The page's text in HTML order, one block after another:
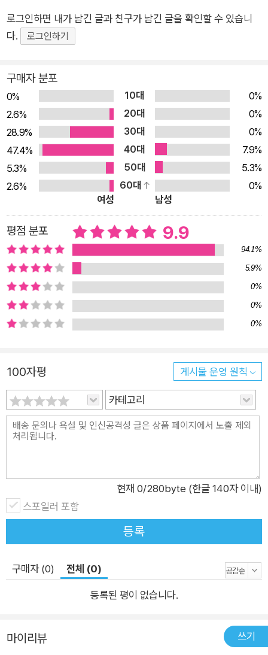
것이다! 하지만 슈퍼히어로들은 단순히 실수로만 그치지 않는다.
그들은 실수한 이유를 꼼꼼히 찾아내고 실수에 대처하는 최선의
어로들의 실수연발 대행진을 구경하며, 독자들은 한없는 유쾌함
과 더불어 자신의 실수를 스스로 인정하고 적극적으로 대처하는
법을 자연스레 터득하게 된다. ▶실수를 스스로 인정하고 제대로
대처할 줄 아는 사람이야말로 진정한 ‘슈퍼히어로’이다! 살다 보
면 우리는 종종 바보 같은 실수를 한다. 그럴 때마다 얼굴이 빨개
지고, 손발이 덜덜 떨리고, 어디론가 숨어 버리고 싶어진다. 그림
책 『슈퍼히어로들도 실수할 때가 있다』에 나오는 ‘비스티·찡·스래
시·레이저맨·마니맨·태푸니·소리질러·끈끄니키’는 이 지구를 지키
는 멋진 영웅들이지만, 이들 역시 우리처럼 실수할 때가 있다. 이
들은 골동품 가게를 털려던 도둑들에게 오히려 결박당하고, 슈퍼
케이크를 만들 때 설탕 대신 소금을 잔뜩 넣기도 하고, 은행 강도
대신 애꿎은 경찰관을 사로잡기도 하고, 강연회에서 연설을 망치
자 슬쩍 레이저쇼로 사람들의 관심을 돌리기도 한다. 하지만 이들
은 실수를 대처할 수 있는 현명한 방법을 생각해 낸다. 그들은 하
던 일을 일단 멈추고 실수를 만회할 최선의 방법을 선택한다. 슈
은 실수에도 영웅답게 대처한다. 자기 실수를 고백하고 사과하며,
그 실수로부터 배울 점을 찾기도 한다. 그들도 실수를 하면 우리
처럼 얼굴이 빨개지고, 덜덜 떨리며, 자신의 실수를 자책한다. 하
지만 툭툭 털고 일어나 새로운 임무를 수행한다. 그들은 바로 슈
퍼히어로이기 때문이다! 그림책 『슈퍼히어로들도 실수할 때가 있
두려워하는 어린 독자들에게 격려를 보낸다. 그 누구도 피할 수
없는 실수와 실패의 순간들을 지혜롭게 대처할 수 있다면, 우리도
‘슈퍼히어로’처럼 멋진 존재가 될 수 있을 것이다.
로그인하면 내가 남긴 글과 친구가 남긴 글을 확인할 수 있습니
다.
로그인하기
구매자 분포
0% 10대
0%
2.6%
20대
0%
28.9%
30대
0%
47.4%
40대
7.9%
5.3%
50대
5.3%
2.6%
60대
0%
여성
남성
평점 분포 9.9
94.1%
5.9%
0%
0%
0%
100자평 게시물 운영 원칙
카테고리
현재 0/280byte (한글 140자 이내)
스포일러 포함
등록
구매자 (0) 전체 (0)
등록된 평이 없습니다.
마이리뷰 쓰기